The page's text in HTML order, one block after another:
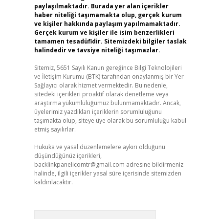
paylaşılmaktadır. Burada yer alan içerikler
haber niteliği taşımamakta olup, gerçek kurum
ve kişiler hakkında paylaşım yapılmamaktadır.
Gerçek kurum ve kişiler ile isim benzerlikleri
tamamen tesadüfidir. Sitemizdeki bilgiler taslak
halindedir ve tavsiye niteliği taşımazlar.
Sitemiz, 5651 Sayılı Kanun gereğince Bilgi Teknolojileri
ve İletişim Kurumu (BTK) tarafından onaylanmış bir Yer
Sağlayıcı olarak hizmet vermektedir. Bu nedenle,
sitedeki içerikleri proaktif olarak denetleme veya
araştırma yükümlülüğümüz bulunmamaktadır. Ancak,
üyelerimiz yazdıkları içeriklerin sorumluluğunu
taşımakta olup, siteye üye olarak bu sorumluluğu kabul
etmiş sayılırlar.
Hukuka ve yasal düzenlemelere aykırı olduğunu
düşündüğünüz içerikleri,
backlinkpanelicomtr@gmail.com adresine bildirmeniz
halinde, ilgili içerikler yasal süre içerisinde sitemizden
kaldırılacaktır.